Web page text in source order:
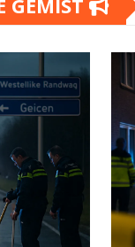
GEMIST